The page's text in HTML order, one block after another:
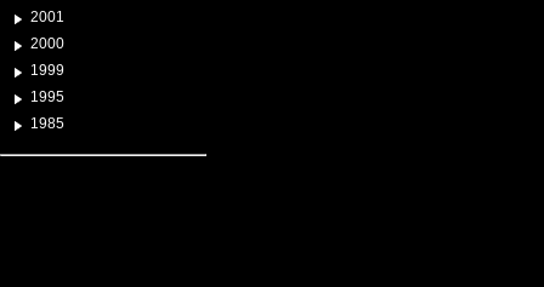
2001
2000
1999
1995
1985